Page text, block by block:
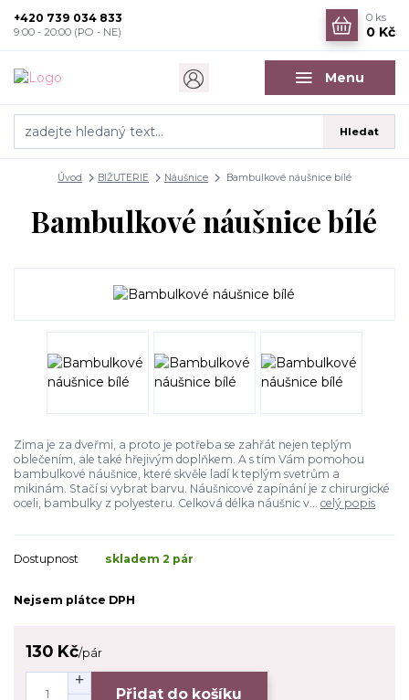
Menu
Hledat
+420 739 034 833
9:00 - 20:00 (PO - NE)
0 ks
0 Kč
Úvod BIŽUTERIE Náušnice Bambulkové náušnice bílé
Bambulkové náušnice bílé
Zima je za dveřmi, a proto je potřeba se zahřát nejen teplým
oblečením, ale také hřejivým doplňkem. A s tím Vám pomohou
bambulkové náušnice, které skvěle ladí k teplým svetrům a
mikinám. Stačí si vybrat barvu. Náušnicové zapínání je z chirurgické
oceli, bambulky z polyesteru. Celková délka náušnic v... celý popis
Dostupnost skladem 2 pár
Nejsem plátce DPH
130 Kč/pár
Přidat do košíku